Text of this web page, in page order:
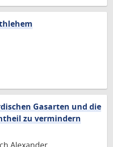
Gasarten und die
zu vermindern